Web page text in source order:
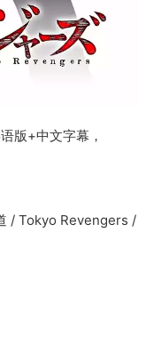
版+中文字幕，
/ Tokyo Revengers /